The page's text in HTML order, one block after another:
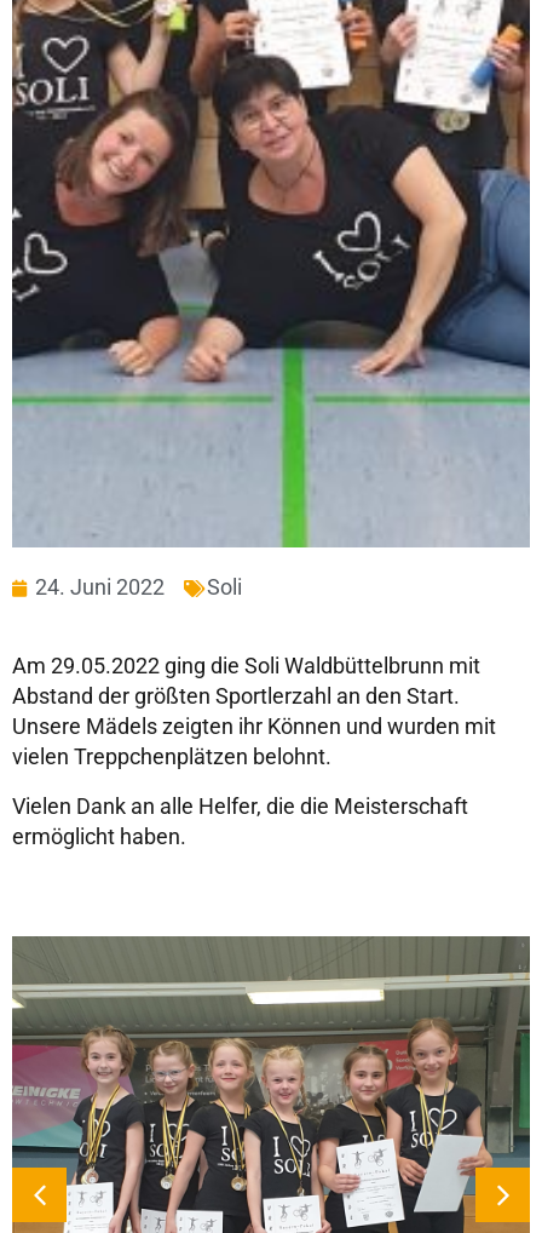
24. Juni 2022 Soli
Am 29.05.2022 ging die Soli Waldbüttelbrunn mit
Abstand der größten Sportlerzahl an den Start.
Unsere Mädels zeigten ihr Können und wurden mit
vielen Treppchenplätzen belohnt.
Vielen Dank an alle Helfer, die die Meisterschaft
ermöglicht haben.